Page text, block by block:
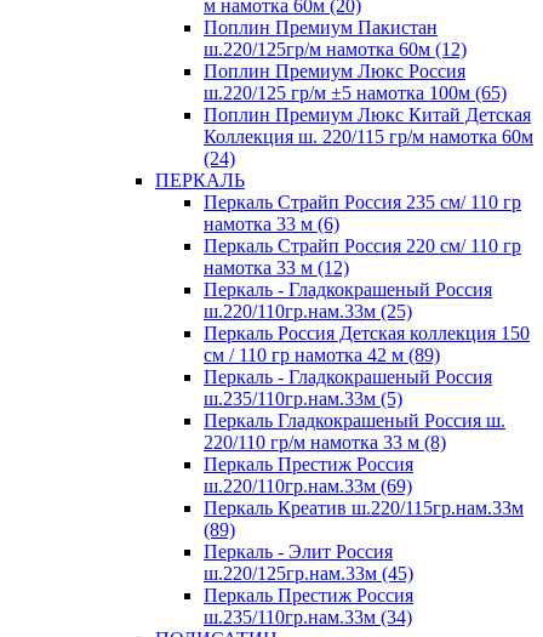
м намотка 60м (20)
Поплин Премиум Пакистан
ш.220/125гр/м намотка 60м (12)
Поплин Премиум Люкс Россия
ш.220/125 гр/м ±5 намотка 100м (65)
Поплин Премиум Люкс Китай Детская
Коллекция ш. 220/115 гр/м намотка 60м
(24)
ПЕРКАЛЬ
Перкаль Страйп Россия 235 см/ 110 гр
намотка 33 м (6)
Перкаль Страйп Россия 220 см/ 110 гр
намотка 33 м (12)
Перкаль - Гладкокрашеный Россия
ш.220/110гр.нам.33м (25)
Перкаль Россия Детская коллекция 150
см / 110 гр намотка 42 м (89)
Перкаль - Гладкокрашеный Россия
ш.235/110гр.нам.33м (5)
Перкаль Гладкокрашеный Россия ш.
220/110 гр/м намотка 33 м (8)
Перкаль Престиж Россия
ш.220/110гр.нам.33м (69)
Перкаль Креатив ш.220/115гр.нам.33м
(89)
Перкаль - Элит Россия
ш.220/125гр.нам.33м (45)
Перкаль Престиж Россия
ш.235/110гр.нам.33м (34)